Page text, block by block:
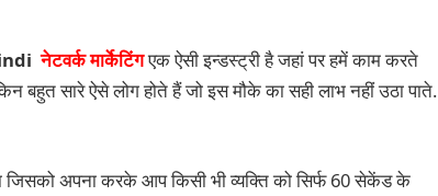
नेटवर्क मार्केटिंगएक ऐसी इन्डस्ट्री है जहां पर हमें काम करते
बहुत सारे ऐसे लोग होते हैं जो इस मौके का सही लाभ नहीं उठा पाते.
अपना करके आप किसी भी व्यक्ति को सिर्फ 60 सेकेंड के